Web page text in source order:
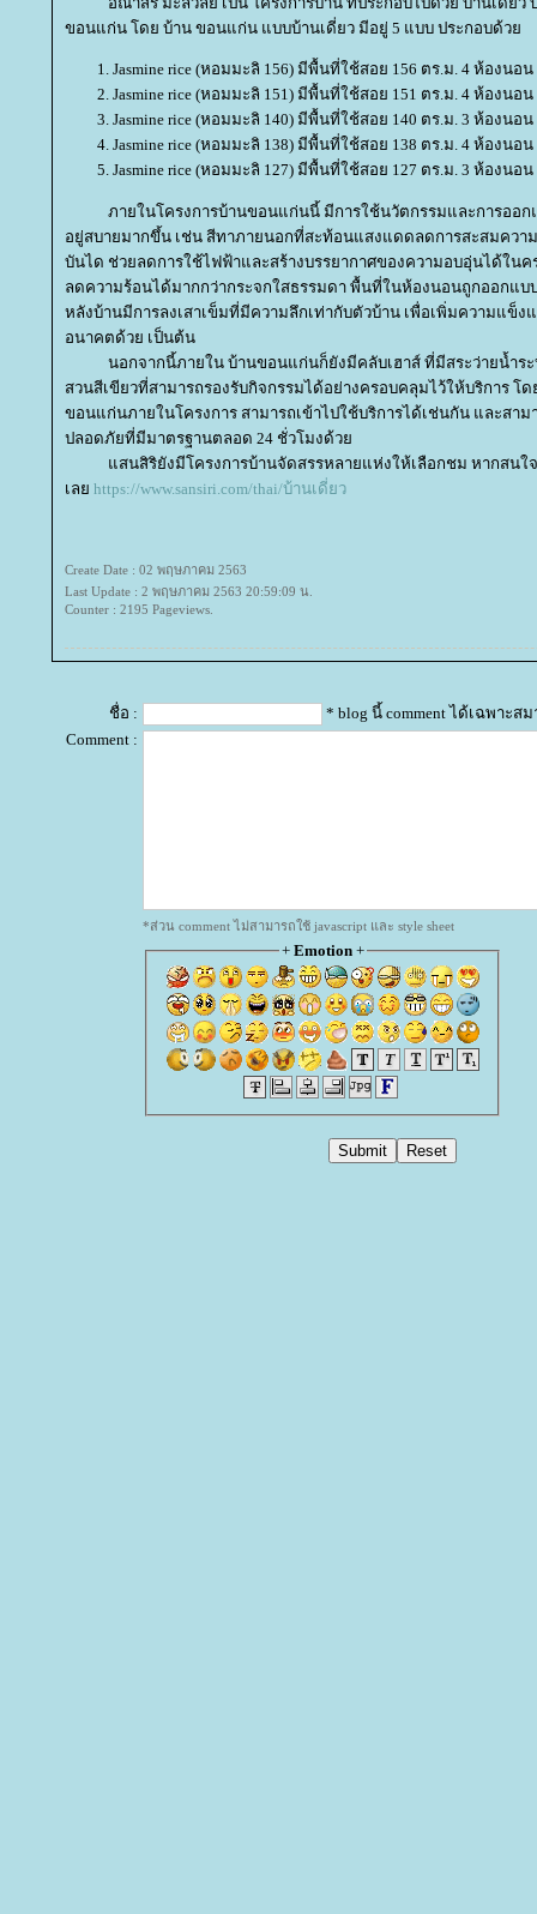
ขอนแก่น โดย บ้าน ขอนแก่น แบบบ้านเดี่ยว มีอยู่ 5 แบบ ประกอบด้ว
Jasmine rice (หอมมะลิ 156) มีพื้นที่ใช้สอย 156 ตร.ม. 4 ห้องนอ
Jasmine rice (หอมมะลิ 151) มีพื้นที่ใช้สอย 151 ตร.ม. 4 ห้องนอ
Jasmine rice (หอมมะลิ 140) มีพื้นที่ใช้สอย 140 ตร.ม. 3 ห้องนอ
Jasmine rice (หอมมะลิ 138) มีพื้นที่ใช้สอย 138 ตร.ม. 4 ห้องนอ
Jasmine rice (หอมมะลิ 127) มีพื้นที่ใช้สอย 127 ตร.ม. 3 ห้องนอ
ภายในโครงการบ้านขอนแก่นนี้ มีการใช้นวัตกรรมและการออก
อยู่สบายมากขึ้น เช่น สีทาภายนอกที่สะท้อนแสงแดดลดการสะสมควา
บันได ช่วยลดการใช้ไฟฟ้าและสร้างบรรยากาศของความอบอุ่นได้ใน
ลดความร้อนได้มากกว่ากระจกใสธรรมดา พื้นที่ในห้องนอนถูกออกแ
หลังบ้านมีการลงเสาเข็มที่มีความลึกเท่ากับตัวบ้าน เพื่อเพิ่มความแข็ง
อนาคตด้วย เป็นต้น
นอกจากนี้ภายใน บ้านขอนแก่นก็ยังมีคลับเฮาส์ ที่มีสระว่ายน้ำระบ
สวนสีเขียวที่สามารถรองรับกิจกรรมได้อย่างครอบคลุมไว้ให้บริการ โ
ขอนแก่นภายในโครงการ สามารถเข้าไปใช้บริการได้เช่นกัน และสา
ปลอดภัยที่มีมาตรฐานตลอด 24 ชั่วโมงด้ว
สนสิริยังมีโครงการบ้านจัดสรรหลายแห่งให้เลือกชม หากสนใจ
เล https://www.sansiri.com/thai/บ้านเดี่ยว
Create Date : 02 พฤษภาคม 2563
Last Update : 2 พฤษภาคม 2563 20:59:09 น.
Counter : 2195 Pageviews.
ชื่อ :
* blog นี้ comment ได้เฉพาะส
Comment :
*ส่วน comment ไม่สามารถใช้ javascript และ style sheet
+ Emotion+